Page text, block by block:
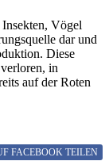
Vögel
dar und
Diese
in
auf der Roten
FACEBOOK TEILEN